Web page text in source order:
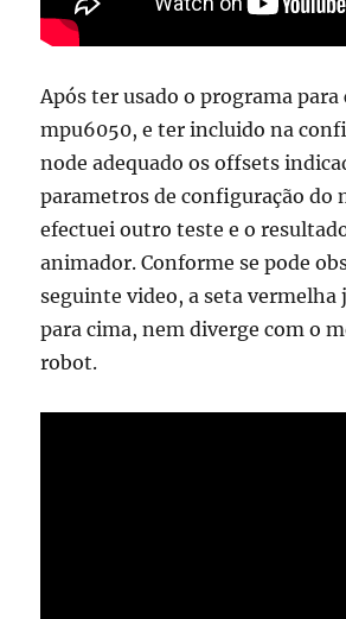
Após ter usado o programa para
mpu6050, e ter incluido na
node adequado os offsets
parametros de configuração do
efectuei outro teste e o
animador. Conforme se pode
seguinte video, a seta vermelha
para cima, nem diverge com o
robot.